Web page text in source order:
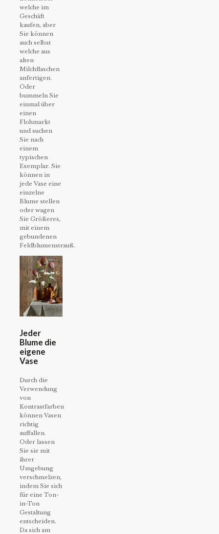
welche im
Geschäft
kaufen, aber
Sie können
auch selbst
welche aus
alten
Milchflaschen
anfertigen.
Oder
bummeln Sie
einmal über
einen
Flohmarkt
und suchen
Sie nach
einem
typischen
Exemplar. Sie
können in
jede Vase eine
einzelne
Blume stellen
oder wagen
Sie Größeres,
mit einem
gebundenen
Feldblumenstrauß.
Jeder
Blume die
eigene
Vase
Durch die
Verwendung
von
Kontrastfarben
können Vasen
richtig
auffallen.
Oder lassen
Sie sie mit
ihrer
Umgebung
verschmelzen,
indem Sie sich
für eine Ton-
in-Ton
Gestaltung
entscheiden.
Da sich am